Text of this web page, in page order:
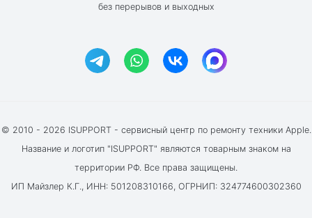
Акции и скидки
без перерывов и выходных
© 2010 - 2026 ISUPPORT - сервисный центр по ремонту техники Apple.
Название и логотип "ISUPPORT" являются товарным знаком на
территории РФ. Все права защищены.
ИП Майзлер К.Г., ИНН: 501208310166, ОГРНИП: 324774600302360